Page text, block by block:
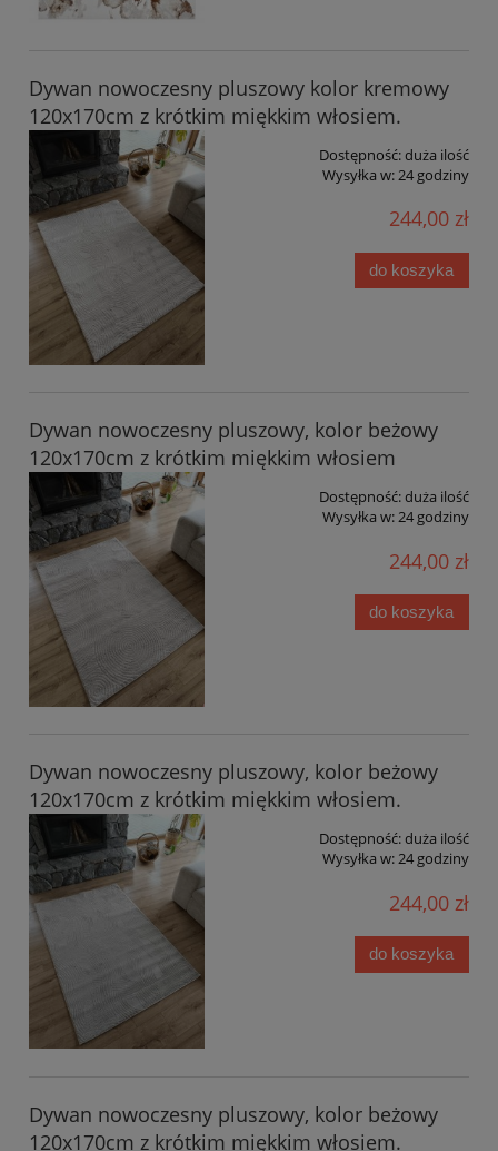
Dywan nowoczesny pluszowy kolor kremowy
120x170cm z krótkim miękkim włosiem.
Dostępność:duża ilość
Wysyłka w:24 godziny
244,00 zł
do koszyka
Dywan nowoczesny pluszowy, kolor beżowy
120x170cm z krótkim miękkim włosiem
Dostępność:duża ilość
Wysyłka w:24 godziny
244,00 zł
do koszyka
Dywan nowoczesny pluszowy, kolor beżowy
120x170cm z krótkim miękkim włosiem.
Dostępność:duża ilość
Wysyłka w:24 godziny
244,00 zł
do koszyka
Dywan nowoczesny pluszowy, kolor beżowy
120x170cm z krótkim miękkim włosiem.